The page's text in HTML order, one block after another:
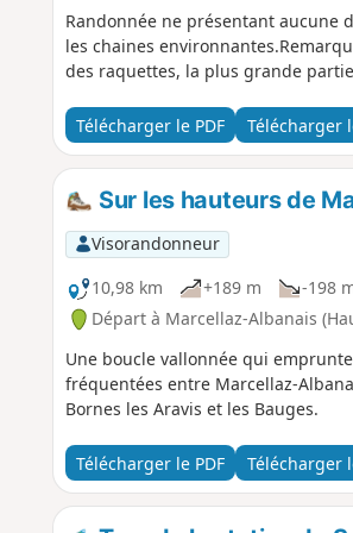
Randonnée ne présentant aucune
les chaines
des raquettes, la plus grande
Télécharger le PDF Télécharger
Sur les hauteurs de
Visorandonneur
10,98 km
+189 m -198
Départ à Marcellaz-Albanais
Une boucle vallonnée qui
fréquentées entre Marcellaz-
Bornes les Aravis et les Bauges.
Télécharger le PDF Télécharger